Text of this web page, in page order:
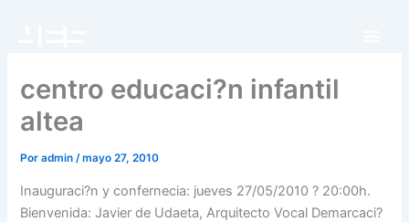
centro educaci?n infantil
altea
Poradmin/mayo 27, 2010
Inauguraci?n y confernecia: jueves 27/05/2010 ? 20:00h.
Bienvenida: Javier de Udaeta, Arquitecto Vocal Demarcaci?